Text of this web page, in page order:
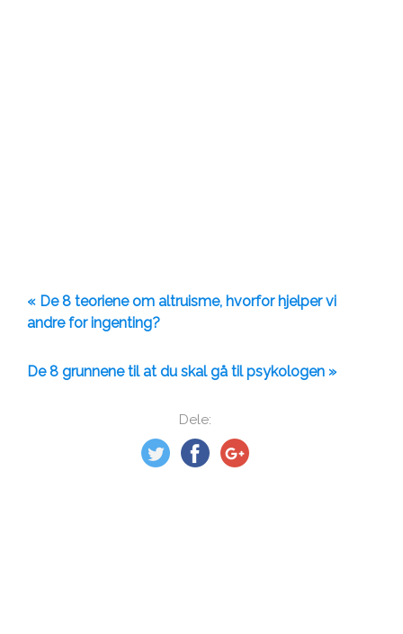
Dele:
« De 8 teoriene om altruisme, hvorfor hjelper vi
andre for ingenting?
De 8 grunnene til at du skal gå til psykologen »